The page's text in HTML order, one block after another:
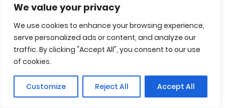
We value your privacy
We use cookies to enhance your browsing experience,
serve personalized ads or content, and analyze our
traffic. By clicking "Accept All", you consent to our use
of cookies.
Customize Reject All Accept All